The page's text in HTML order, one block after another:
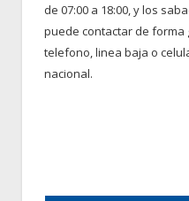
de 07:00 a 18:00, y los
puede contactar de
telefono, linea baja o
nacional.